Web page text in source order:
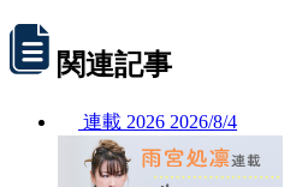
関連記事
連載 2026 2026/8/4